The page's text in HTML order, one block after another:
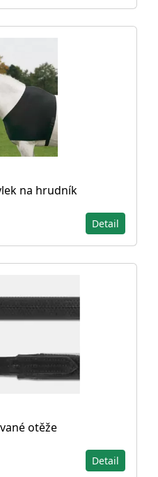
na hrudník
Detail
otěže
Detail